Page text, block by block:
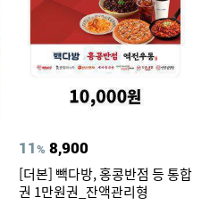
11% 8,900
[더본] 빽다방, 홍콩반점 등 통합
권 1만원권_잔액관리형